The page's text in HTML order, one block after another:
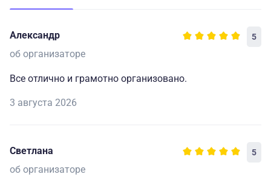
Александр 5
об организаторе
Все отлично и грамотно организовано.
3 августа 2026
Светлана 5
об организаторе